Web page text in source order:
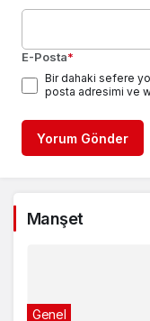
E-Posta*
Bir dahaki sefere
posta adresimi ve
Yorum Gönder
Manşet
Genel